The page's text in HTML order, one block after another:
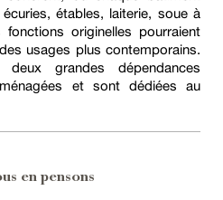
étables, laiterie, soue à
originelles pourraient
usages plus contemporains.
grandes dépendances
et sont dédiées au
en pensons